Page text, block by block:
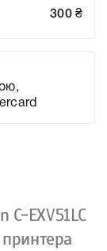
300 ₴
EXV51LC